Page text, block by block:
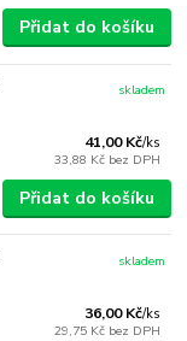
Přidat do košíku
41,00 Kč/ks
33,88 Kč bez DPH
skladem
Přidat do košíku
36,00 Kč/ks
29,75 Kč bez DPH
skladem